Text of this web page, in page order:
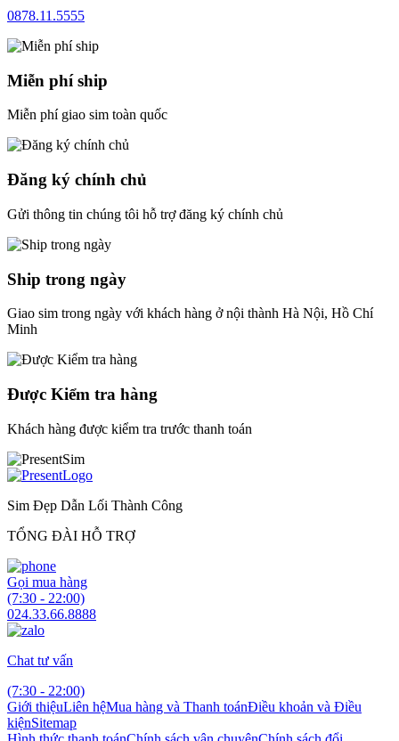
0878.11.5555
Miễn phí ship
Miễn phí giao sim toàn quốc
Đăng ký chính chủ
Gửi thông tin chúng tôi hỗ trợ đăng ký chính chủ
Ship trong ngày
Giao sim trong ngày với khách hàng ở nội thành Hà Nội, Hồ Chí
Minh
Được Kiểm tra hàng
Khách hàng được kiểm tra trước thanh toán
Sim Đẹp Dẫn Lối Thành Công
TỔNG ĐÀI HỖ TRỢ
Gọi mua hàng
(7:30 - 22:00)
024.33.66.8888
Chat tư vấn
(7:30 - 22:00)
Giới thiệuLiên hệMua hàng và Thanh toánĐiều khoản và Điều
kiệnSitemap